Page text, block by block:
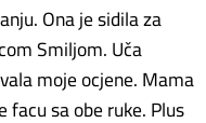
Ona je sidila za
Smiljom. Uča
moje ocjene. Mama
sa obe ruke. Plus